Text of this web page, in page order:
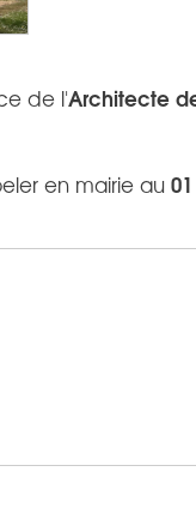
de l'Architecte
en mairie au